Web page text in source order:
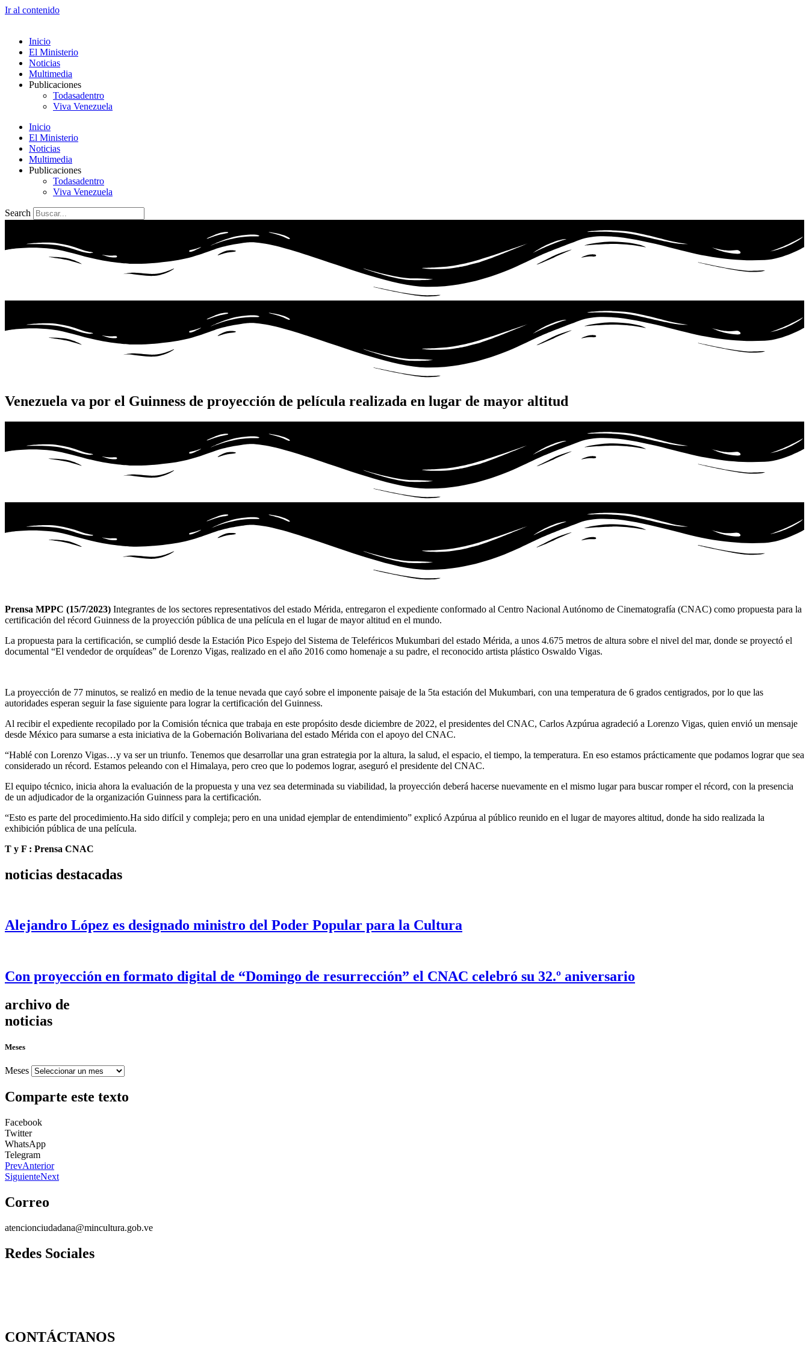
Ir al contenido
Inicio
El Ministerio
Noticias
Multimedia
Publicaciones
Todasadentro
Viva Venezuela
Inicio
El Ministerio
Noticias
Multimedia
Publicaciones
Todasadentro
Viva Venezuela
Search
Venezuela va por el Guinness de proyección de película realizada en lugar de mayor altitud
Prensa MPPC (15/7/2023) Integrantes de los sectores representativos del estado Mérida, entregaron el expediente conformado al Centro Nacional Autónomo de Cinematografía (CNAC) como propuesta para la
certificación del récord Guinness de la proyección pública de una película en el lugar de mayor altitud en el mundo.
La propuesta para la certificación, se cumplió desde la Estación Pico Espejo del Sistema de Teleféricos Mukumbari del estado Mérida, a unos 4.675 metros de altura sobre el nivel del mar, donde se proyectó el
documental “El vendedor de orquídeas” de Lorenzo Vigas, realizado en el año 2016 como homenaje a su padre, el reconocido artista plástico Oswaldo Vigas.
La proyección de 77 minutos, se realizó en medio de la tenue nevada que cayó sobre el imponente paisaje de la 5ta estación del Mukumbari, con una temperatura de 6 grados centigrados, por lo que las
autoridades esperan seguir la fase siguiente para lograr la certificación del Guinness.
Al recibir el expediente recopilado por la Comisión técnica que trabaja en este propósito desde diciembre de 2022, el presidentes del CNAC, Carlos Azpúrua agradeció a Lorenzo Vigas, quien envió un mensaje
desde México para sumarse a esta iniciativa de la Gobernación Bolivariana del estado Mérida con el apoyo del CNAC.
“Hablé con Lorenzo Vigas…y va ser un triunfo. Tenemos que desarrollar una gran estrategia por la altura, la salud, el espacio, el tiempo, la temperatura. En eso estamos prácticamente que podamos lograr que sea
considerado un récord. Estamos peleando con el Himalaya, pero creo que lo podemos lograr, aseguró el presidente del CNAC.
El equipo técnico, inicia ahora la evaluación de la propuesta y una vez sea determinada su viabilidad, la proyección deberá hacerse nuevamente en el mismo lugar para buscar romper el récord, con la presencia
de un adjudicador de la organización Guinness para la certificación.
“Esto es parte del procedimiento.Ha sido difícil y compleja; pero en una unidad ejemplar de entendimiento” explicó Azpúrua al público reunido en el lugar de mayores altitud, donde ha sido realizada la
exhibición pública de una película.
T y F : Prensa CNAC
noticias destacadas
Alejandro López es designado ministro del Poder Popular para la Cultura
Con proyección en formato digital de “Domingo de resurrección” el CNAC celebró su 32.º aniversario
archivo de
noticias
Meses
Meses
Comparte este texto
Facebook
Twitter
WhatsApp
Telegram
PrevAnterior
SiguienteNext
Correo
atencionciudadana@mincultura.gob.ve
Redes Sociales
CONTÁCTANOS